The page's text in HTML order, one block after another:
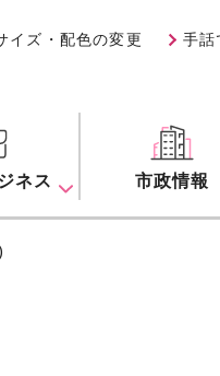
イズ・配色の変更 手話
ネス 市政情報